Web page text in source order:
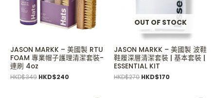
JASON MARKK – 美國製 RTU
FOAM 專業帽子護理清潔套裝-
連刷 4oz
HKD$349 HKD$240
OUT OF STOCK
JASON MARKK – 美國製 波鞋
鞋履深層清潔套裝 | 基本套裝 |
ESSENTIAL KIT
HKD$270 HKD$170